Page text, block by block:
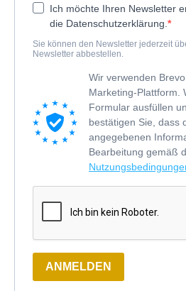
Ich möchte Ihren Newsletter
die Datenschutzerklärung.
Sie können den Newsletter jederzeit
Newsletter abbestellen.
Wir verwenden
Marketing-Plattform.
Formular ausfüllen
bestätigen Sie, dass
angegebenen
Bearbeitung gemäß
ANMELDEN